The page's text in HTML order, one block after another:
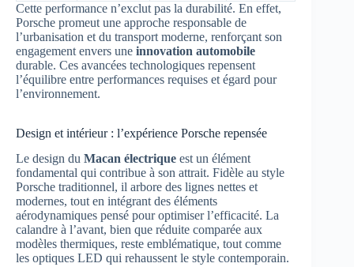
Cette performance n’exclut pas la durabilité. En effet,
Porsche promeut une approche responsable de
l’urbanisation et du transport moderne, renforçant son
engagement envers une innovation automobile
durable. Ces avancées technologiques repensent
l’équilibre entre performances requises et égard pour
l’environnement.
Design et intérieur : l’expérience Porsche repensée
Le design du Macan électrique est un élément
fondamental qui contribue à son attrait. Fidèle au style
Porsche traditionnel, il arbore des lignes nettes et
modernes, tout en intégrant des éléments
aérodynamiques pensé pour optimiser l’efficacité. La
calandre à l’avant, bien que réduite comparée aux
modèles thermiques, reste emblématique, tout comme
les optiques LED qui rehaussent le style contemporain.